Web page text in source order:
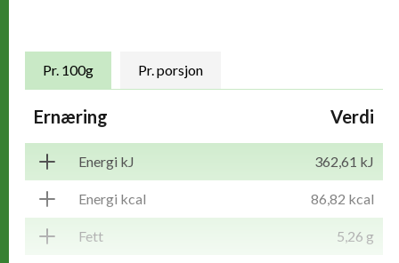
Næringsinnhold
Pr. 100g Pr. porsjon
Ernæring Verdi
Energi kJ 362,61 kJ
Energi kcal 86,82 kcal
Fett 5,26 g